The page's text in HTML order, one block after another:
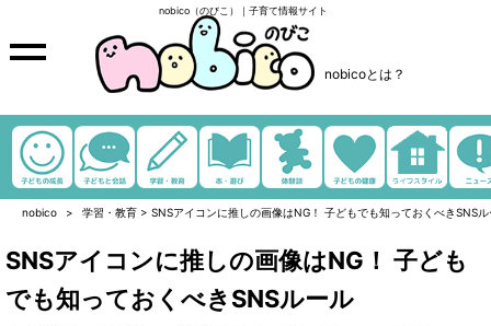
nobico（のびこ）｜子育て情報サイト
nobicoとは？
nobico 学習・教育 > SNSアイコンに推しの画像はNG！ 子どもでも知っておくべきSNSル
SNSアイコンに推しの画像はNG！ 子ども
でも知っておくべきSNSルール